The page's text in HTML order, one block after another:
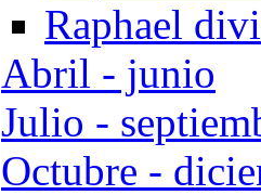
Raphael
Abril - junio
Julio -
Octubre -